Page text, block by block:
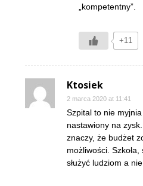
„kompetentny”.
+11
Ktosiek
2 marca 2020 at 11:41
Szpital to nie
nastawiony na
znaczy, że budżet
możliwości.
służyć ludziom a